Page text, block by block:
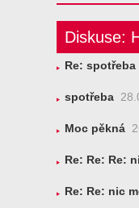
Diskuse:
Re: spotřeba
spotřeba
Moc pěkná
Re: Re: Re:
Re: Re: nic